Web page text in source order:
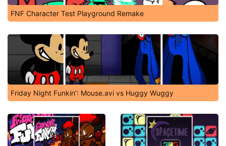
FNF Character Test Playground Remake
Friday Night Funkin': Mouse.avi vs Huggy Wuggy